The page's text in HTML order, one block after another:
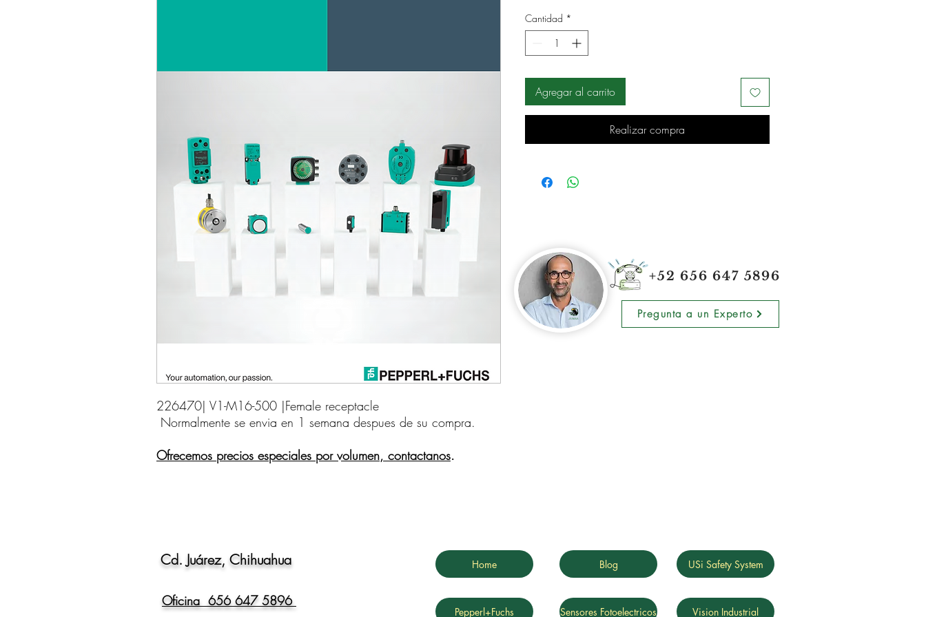
226470| V1-M16-500 |Female receptacle
Normalmente se envia en 1 semana despues de su compra.
Ofrecemos precios especiales por volumen, contactanos.
Cantidad *
Agregar al carrito
Realizar compra
Pregunta a un Experto
+52 656 647 5896
Cd. Juárez, Chihuahua
Oficina 656 647 5896
Home
Pepperl+Fuchs
Blog USi Safety System
Sensores Fotoelectricos Vision Industrial